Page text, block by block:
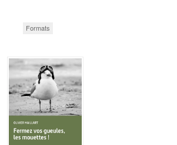
Formats